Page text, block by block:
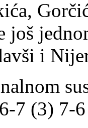
još
i
7 (3) 7-